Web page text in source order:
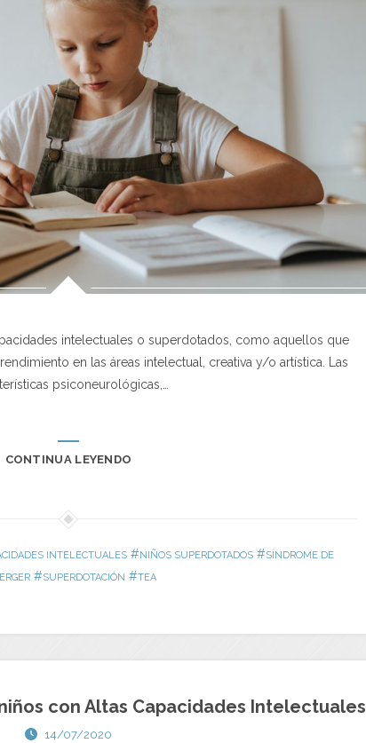
intelectuales o superdotados, como aquellos que
en las áreas intelectual, creativa y/o artística. Las
psiconeurológicas,…
CONTINUA LEYENDO
INTELECTUALES#NIÑOS SUPERDOTADOS#SÍNDROME DE
#SUPERDOTACIÓN #TEA
con Altas Capacidades Intelectuales
14/07/2020